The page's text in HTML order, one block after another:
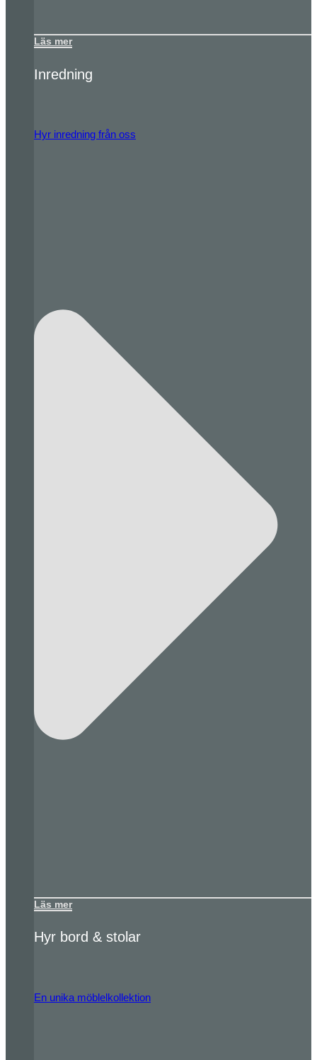
Läs mer
Inredning
Hyr inredning från oss
Läs mer
Hyr bord & stolar
En unika möblelkollektion